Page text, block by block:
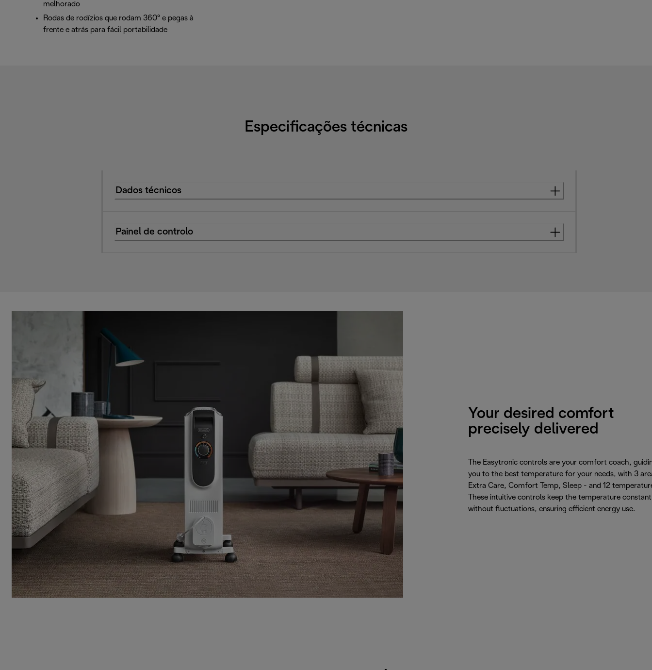
melhorado
Rodas de rodízios que rodam 360° e pegas à
frente e atrás para fácil portabilidade
Especificações técnicas
Dados técnicos
Painel de controlo
Your desired comfort
precisely delivered
The Easytronic controls are your comfort coach,
you to the best temperature for your needs, with 3
Extra Care, Comfort Temp, Sleep - and 12
These intuitive controls keep the temperature constant
without fluctuations, ensuring efficient energy use.